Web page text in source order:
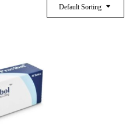
Default Sorting